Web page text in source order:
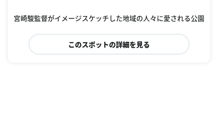
宮崎駿監督がイメージスケッチした地域の人々に愛される公園
このスポットの詳細を見る